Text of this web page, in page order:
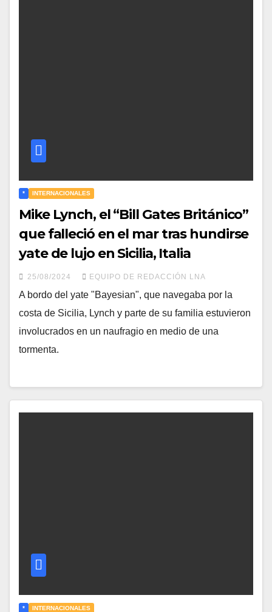
* INTERNACIONALES
Mike Lynch, el “Bill Gates Británico”
que falleció en el mar tras hundirse
yate de lujo en Sicilia, Italia
25/08/2024 EQUIPO DE REDACCIÓN LNA
A bordo del yate "Bayesian", que navegaba por la
costa de Sicilia, Lynch y parte de su familia estuvieron
involucrados en un naufragio en medio de una
tormenta.
* INTERNACIONALES